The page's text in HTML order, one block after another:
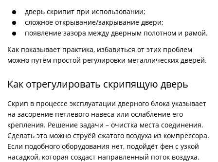
дверь скрипит при использовании;
сложное открывание/закрывание двери;
появление зазора между дверным полотном и рамой.
Как показывает практика, избавиться от этих проблем
можно путём простой регулировки металлических дверей.
Как отрегулировать скрипящую дверь
Скрип в процессе эксплуатации дверного блока указывает
на засорение петлевого навеса или ослабление его
крепления. Решение задачи – очистка места соединения.
Сделать это можно струёй сжатого воздуха из компрессора.
Если подобного оборудования нет, подойдёт фен с узкой
насадкой, которая создаст направленный поток воздуха.